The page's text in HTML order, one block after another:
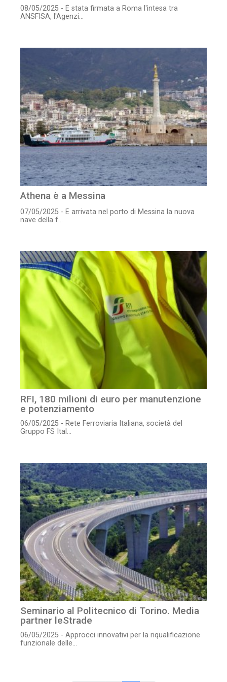
08/05/2025 - È stata firmata a Roma l'intesa tra
ANSFISA, l'Agenzi...
Athena è a Messina
07/05/2025 - È arrivata nel porto di Messina la nuova
nave della f...
RFI, 180 milioni di euro per manutenzione
e potenziamento
06/05/2025 - Rete Ferroviaria Italiana, società del
Gruppo FS Ital...
Seminario al Politecnico di Torino. Media
partner leStrade
06/05/2025 - Approcci innovativi per la riqualificazione
funzionale delle...